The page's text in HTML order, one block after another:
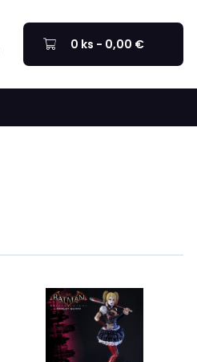
0 ks - 0,00 €